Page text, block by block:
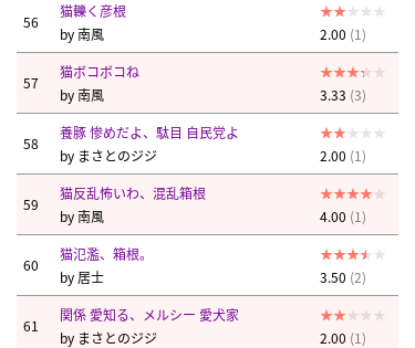
56
猫轢く彦根
by南風 2.00 (1)
57
猫ボコボコね
by南風 3.33 (3)
58
養豚 惨めだよ、駄目 自民党よ
by まさとのジジ 2.00 (1)
59
猫反乱怖いわ、混乱箱根
by南風 4.00 (1)
60
猫氾濫、箱根。
by 居士 3.50 (2)
61
関係 愛知る、メルシー 愛犬家
by まさとのジジ 2.00 (1)